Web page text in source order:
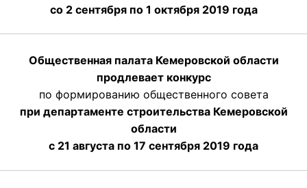
со 2 сентября по 1 октября 2019 года
Общественная палата Кемеровской области
продлевает конкурс
по формированию общественного совета
при департаменте строительства Кемеровской
области
с 21 августа по 17 сентября 2019 года